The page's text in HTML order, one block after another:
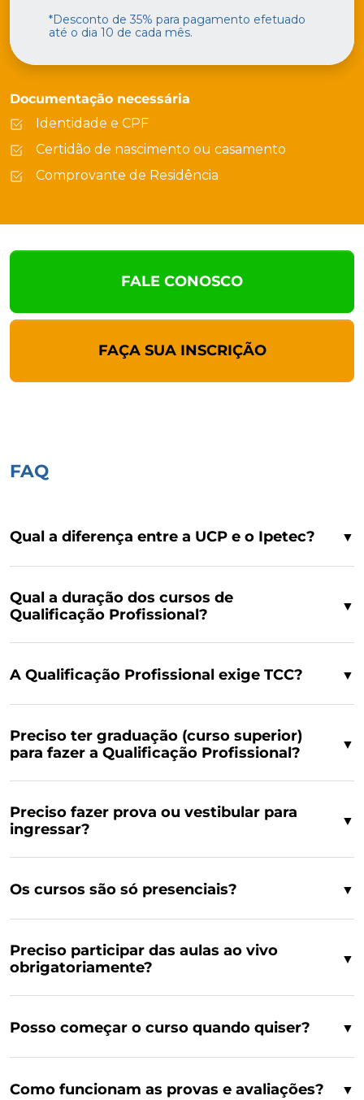
Documentação necessária
Identidade e CPF
Certidão de nascimento ou casamento
Comprovante de Residência
*Desconto de 35% para pagamento efetuado
até o dia 10 de cada mês.
FALE CONOSCO
FAÇA SUA INSCRIÇÃO
FAQ
Qual a diferença entre a UCP e o Ipetec? ▼
Qual a duração dos cursos de
Qualificação Profissional?
▼
A Qualificação Profissional exige TCC? ▼
Preciso ter graduação (curso superior)
para fazer a Qualificação Profissional?
▼
Preciso fazer prova ou vestibular para
ingressar?
▼
Os cursos são só presenciais? ▼
Preciso participar das aulas ao vivo
obrigatoriamente?
▼
Posso começar o curso quando quiser? ▼
Como funcionam as provas e avaliações? ▼